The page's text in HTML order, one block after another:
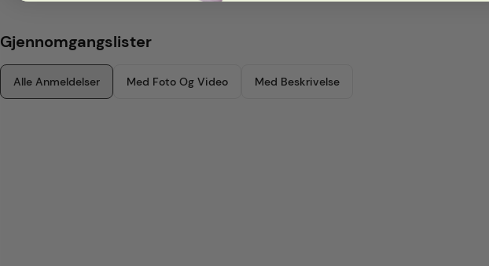
Gjennomgangslister
Alle Anmeldelser Med Foto Og Video Med Beskrivelse